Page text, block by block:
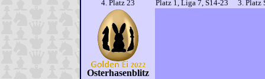
4. Platz 23 Platz 1, Liga 7, S14-23 3. Platz
Osterhasenblitz